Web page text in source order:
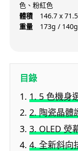
色、粉紅色
體積
146.7 x
重量
173g / 140g
目錄
1. 5 色機身
2. 陶瓷晶體
3. OLED 熒
4. 全新斜向